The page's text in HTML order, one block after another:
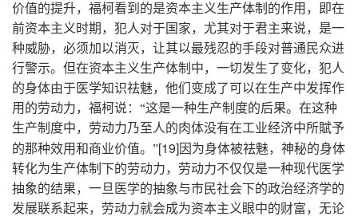
价值的提升，福柯看到的是资本主义生产体制的作用，即在
前资本主义时期，犯人对于国家，尤其对于君主来说，是一
种威胁，必须加以消灭，让其以最残忍的手段对普通民众进
行警示。但在资本主义生产体制中，一切发生了变化，犯人
的身体由于医学知识祛魅，他们变成了可以在生产中发挥作
用的劳动力，福柯说：“这是一种生产制度的后果。在这种
生产制度中，劳动力乃至人的肉体没有在工业经济中所賦予
的那种效用和商业价值。”[19]因为身体被祛魅，神秘的身体
转化为生产体制下的劳动力，劳动力不仅仅是一种现代医学
抽象的结果，一旦医学的抽象与市民社会下的政治经济学的
发展联系起来，劳动力就会成为资本主义眼中的财富，无论